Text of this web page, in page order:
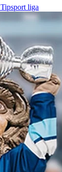
Tipsport liga